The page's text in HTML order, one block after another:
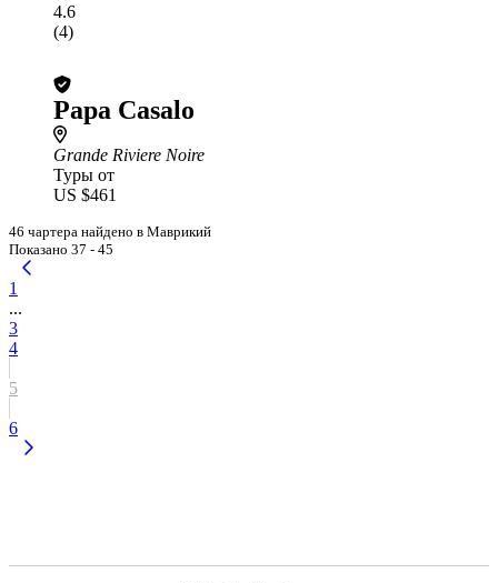
4.6
(4)
Papa Casalo
Grande Riviere Noire
Туры от
US $461
46 чартера найдено в Маврикий
Показано 37 - 45
1
...
3
4
5
6